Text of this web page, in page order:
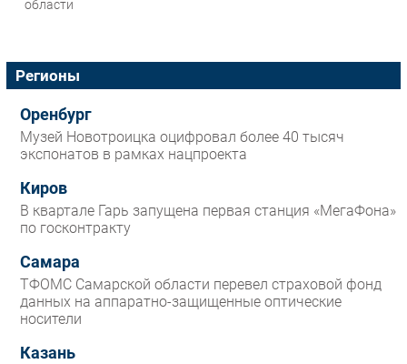
области
Регионы
Оренбург
Музей Новотроицка оцифровал более 40 тысяч
экспонатов в рамках нацпроекта
Киров
В квартале Гарь запущена первая станция «МегаФона»
по госконтракту
Самара
ТФОМС Самарской области перевел страховой фонд
данных на аппаратно-защищенные оптические
носители
Казань